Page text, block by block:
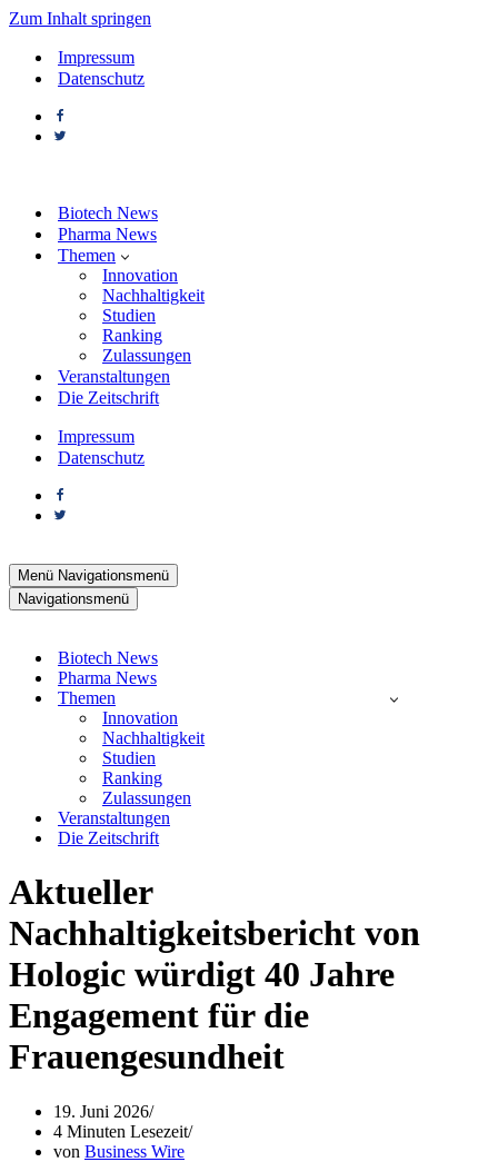
Zum Inhalt springen
Impressum
Datenschutz
Biotech News
Pharma News
Themen
Innovation
Nachhaltigkeit
Studien
Ranking
Zulassungen
Veranstaltungen
Die Zeitschrift
Impressum
Datenschutz
Menü Navigationsmenü
Navigationsmenü
Biotech News
Pharma News
Themen
Innovation
Nachhaltigkeit
Studien
Ranking
Zulassungen
Veranstaltungen
Die Zeitschrift
Aktueller
Nachhaltigkeitsbericht von
Hologic würdigt 40 Jahre
Engagement für die
Frauengesundheit
19. Juni 2026
4 Minuten Lesezeit
von Business Wire